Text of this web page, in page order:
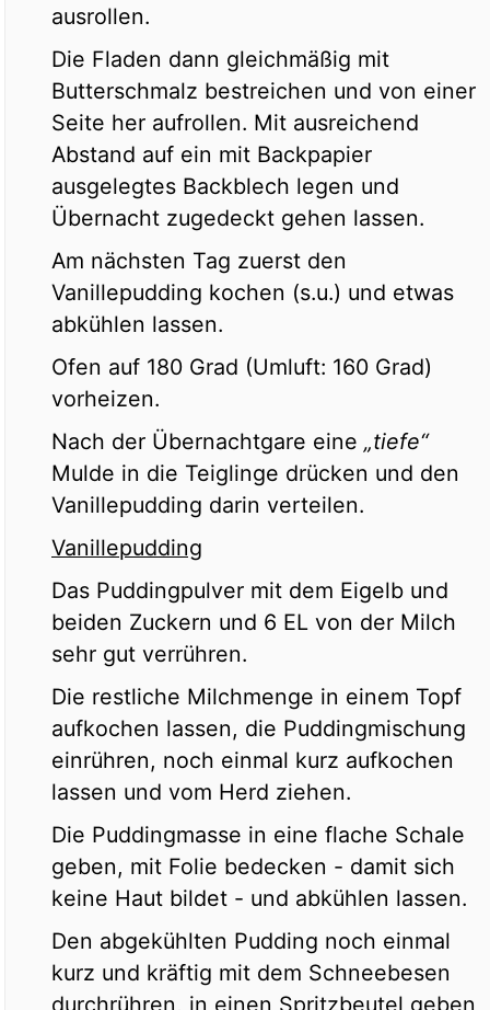
ausrollen.
Die Fladen dann gleichmäßig mit
Butterschmalz bestreichen und von einer
Seite her aufrollen. Mit ausreichend
Abstand auf ein mit Backpapier
ausgelegtes Backblech legen und
Übernacht zugedeckt gehen lassen.
Am nächsten Tag zuerst den
Vanillepudding kochen (s.u.) und etwas
abkühlen lassen.
Ofen auf 180 Grad (Umluft: 160 Grad)
vorheizen.
Nach der Übernachtgare eine „tiefe“
Mulde in die Teiglinge drücken und den
Vanillepudding darin verteilen.
Vanillepudding
Das Puddingpulver mit dem Eigelb und
beiden Zuckern und 6 EL von der Milch
sehr gut verrühren.
Die restliche Milchmenge in einem Topf
aufkochen lassen, die Puddingmischung
einrühren, noch einmal kurz aufkochen
lassen und vom Herd ziehen.
Die Puddingmasse in eine flache Schale
geben, mit Folie bedecken - damit sich
keine Haut bildet - und abkühlen lassen.
Den abgekühlten Pudding noch einmal
kurz und kräftig mit dem Schneebesen
durchrühren, in einen Spritzbeutel geben